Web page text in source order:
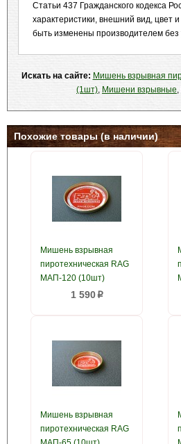
Статьи 437 Гражданского кодекса
характеристики, внешний вид, цвет
быть изменены производителем
Искать на сайте: Мишень взрывная
(1шт), Мишени взрывные,
Похожие товары (в наличии)
Мишень взрывная
пиротехническая RAG
МАП-120 (10шт)
1 590p
Мишень взрывная
пиротехническая RAG